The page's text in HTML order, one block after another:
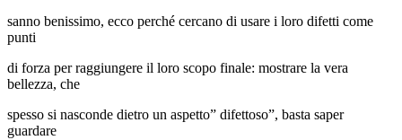
sanno benissimo, ecco perché cercano di usare i loro difetti come
punti
di forza per raggiungere il loro scopo finale: mostrare la vera
bellezza, che
spesso si nasconde dietro un aspetto” difettoso”, basta saper
guardare